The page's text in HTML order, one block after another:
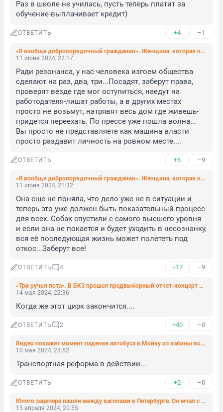
Раз в школе не училась, пусть теперь платит за
обучение-выплачивает кредит)
ОТВЕТИТЬ +4 –1
«Я вообще добропорядочный гражданин». Женщина, которая не пропустила скорую в петербургском дворе, не поняла, что нарушила
11 июня 2024, 22:17
Ради резонанса, у нас человека изгоем общества
сделают на раз, два, три...Посадят, заберут права,
проверят везде где мог оступиться, наедут на
работодателя-лишат работы, а в других местах
просто не возьмут, натрявят весь дом где живешь-
придется переехать. По прессе уже пошла волна...
Вы просто не представляете как машина власти
просто раздавит личность на ровном месте....
ОТВЕТИТЬ +6 –9
«Я вообще добропорядочный гражданин». Женщина, которая не пропустила скорую в петербургском дворе, не поняла, что нарушила
11 июня 2024, 21:32
Она еще не поняла, что дело уже не в ситуации и
теперь это уже должен быть показательный процесс
для всех. Собак спустили с самого высшего уровня
и если она не покается и будет уходить в несознанку,
вся её последующая жизнь может полететь под
откос...Заберут все!
ОТВЕТИТЬ 4 +17 –9
«Три ручья пота». В БКЗ прошел предвыборный отчет-концерт Александра Беглова
14 мая 2024, 22:36
Когда же этот цирк закончится....
ОТВЕТИТЬ 2 +40 –0
Видео покажет момент падения автобуса в Мойку из кабины водителя: записи уцелели
10 мая 2024, 23:52
Транспортная реформа в действии...
ОТВЕТИТЬ +2 –0
Юного зацепера нашли между вагонами в Петербурге. Он мчал с ветерком из Москвы
15 апреля 2024, 20:55